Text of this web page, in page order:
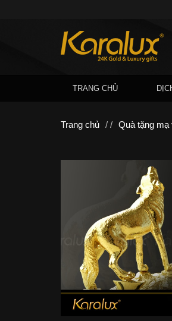
TRANG CHỦ
Trang chủ / / Quà tặng mạ